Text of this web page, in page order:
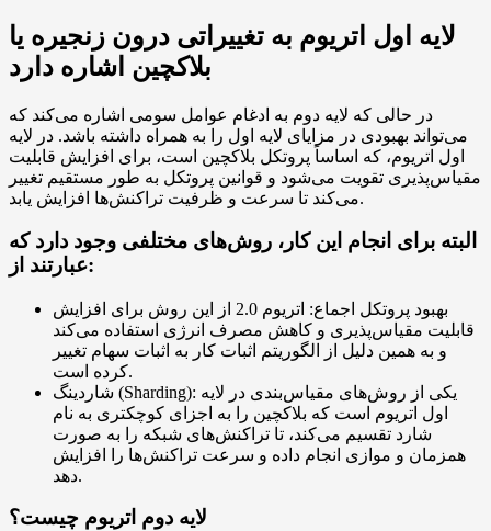
لایه اول اتریوم به تغییراتی درون زنجیره یا
بلاکچین اشاره دارد
در حالی که لایه دوم به ادغام عوامل سومی اشاره می‌کند که
می‌تواند بهبودی در مزایای لایه اول را به همراه داشته باشد. در لایه
اول اتریوم، که اساساً پروتکل بلاکچین است، برای افزایش قابلیت
مقیاس‌پذیری تقویت می‌شود و قوانین پروتکل به طور مستقیم تغییر
می‌کند تا سرعت و ظرفیت تراکنش‌ها افزایش یابد.
البته برای انجام این کار، روش‌های مختلفی وجود دارد که
عبارتند از:
بهبود پروتکل اجماع: اتریوم 2.0 از این روش برای افزایش
قابلیت مقیاس‌پذیری و کاهش مصرف انرژی استفاده می‌کند
و به همین دلیل از الگوریتم اثبات کار به اثبات سهام تغییر
کرده است.
شاردینگ (Sharding): یکی از روش‌های مقیاس‌بندی در لایه
اول اتریوم است که بلاکچین را به اجزای کوچکتری به نام
شارد تقسیم می‌کند، تا تراکنش‌های شبکه را به صورت
همزمان و موازی انجام داده و سرعت تراکنش‌ها را افزایش
دهد.
لایه دوم اتریوم چیست؟